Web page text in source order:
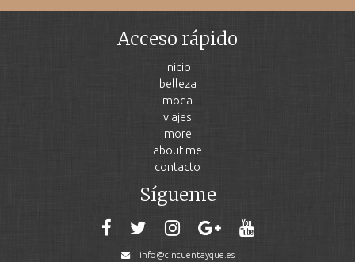
Acceso rápido
inicio
belleza
moda
viajes
more
about me
contacto
Sígueme
info@cincuentayque.es